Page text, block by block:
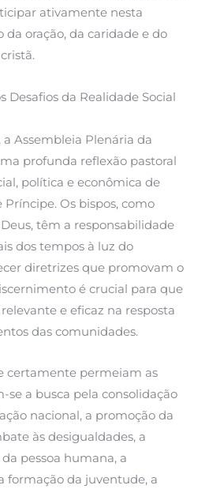
ativamente nesta
da oração, da caridade e do
Desafios da Realidade Social
Assembleia Plenária da
profunda reflexão pastoral
política e econômica de
Príncipe. Os bispos, como
têm a responsabilidade
dos tempos à luz do
diretrizes que promovam o
é crucial para que
e eficaz na resposta
das comunidades.
certamente permeiam as
se a busca pela consolidação
nacional, a promoção da
às desigualdades, a
pessoa humana, a
formação da juventude, a